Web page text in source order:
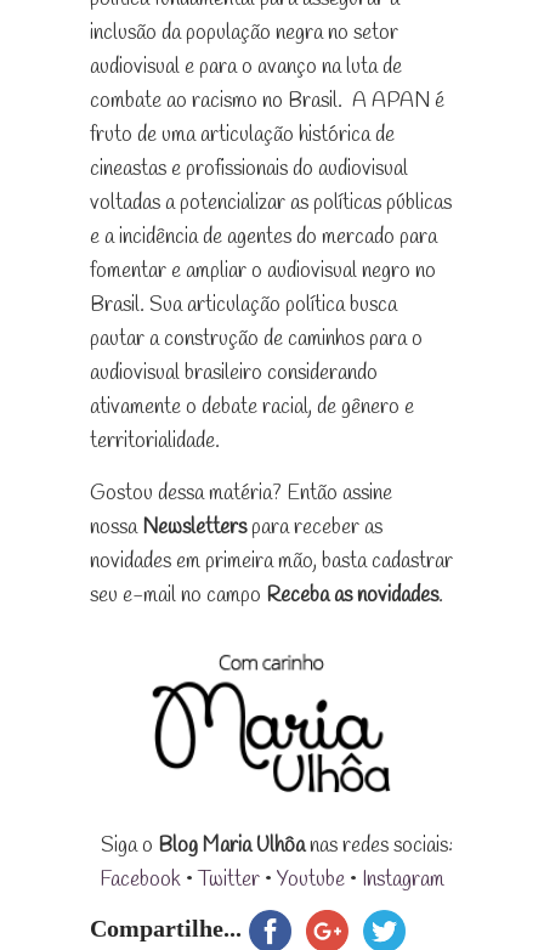
inclusão da população negra no setor
audiovisual e para o avanço na luta de
combate ao racismo no Brasil. A APAN é
fruto de uma articulação histórica de
cineastas e profissionais do audiovisual
voltadas a potencializar as políticas públicas
e a incidência de agentes do mercado para
fomentar e ampliar o audiovisual negro no
Brasil. Sua articulação política busca
pautar a construção de caminhos para o
audiovisual brasileiro considerando
ativamente o debate racial, de gênero e
territorialidade.
Gostou dessa matéria? Então assine
nossaNewsletterspara receber as
novidades em primeira mão, basta cadastrar
seu e-mail no campo Receba as novidades.
Siga o Blog Maria Ulhôanas redes sociais:
Facebook •Twitter • Youtube • Instagram
Compartilhe...